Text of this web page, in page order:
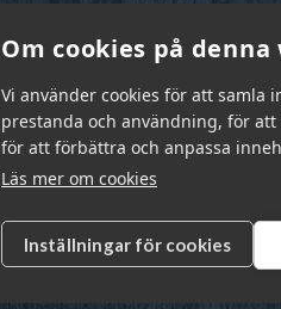
Om cookies på
Vi använder cookies för att samla
prestanda och användning, för
för att förbättra och anpassa
Läs mer om cookies
Inställningar för cookies
Garnr Sverige AB ©